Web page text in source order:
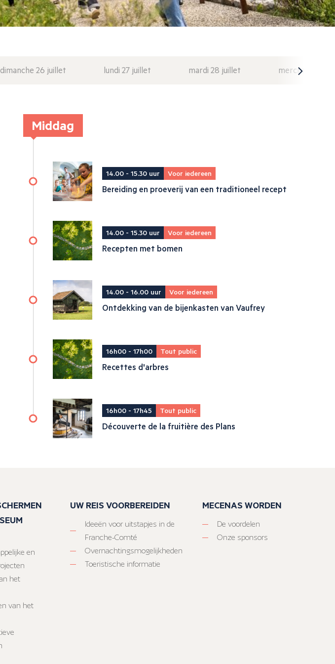
dimanche 26 juillet lundi 27 juillet mardi 28 juillet mercredi 29
Middag
14.00 - 15.30 uur Voor iedereen
Bereiding en proeverij van een traditioneel recept
14.00 - 15.30 uur Voor iedereen
Recepten met bomen
14.00 - 16.00 uur Voor iedereen
Ontdekking van de bijenkasten van Vaufrey
16h00 - 17h00 Tout public
Recettes d'arbres
16h00 - 17h45 Tout public
Découverte de la fruitière des Plans
en
het
van het
UW REIS VOORBEREIDEN
Ideeën voor uitstapjes in de
Franche-Comté
Overnachtingsmogelijkheden
Toeristische informatie
MECENAS WORDEN
De voordelen
Onze sponsors